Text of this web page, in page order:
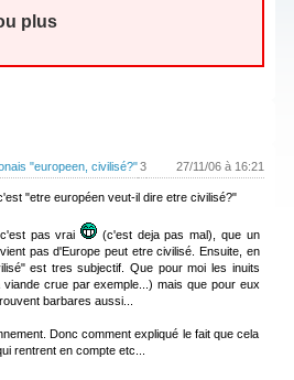
plus
"europeen, civilisé?" 3 27/11/06 à 16:21
"etre européen veut-il dire etre civilisé?"
c'est pas vrai
(c'est deja pas mal), que un
pas d'Europe peut etre civilisé. Ensuite, en
est tres subjectif. Que pour moi les inuits
crue par exemple...) mais que pour eux
barbares aussi...
Donc comment expliqué le fait que cela
rentrent en compte etc...